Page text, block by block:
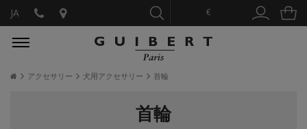
€
JA
アクセサリー 犬用アクセサリー 首輪
首輪